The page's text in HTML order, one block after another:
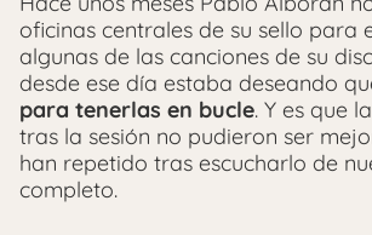
oficinas centrales de su sello para
algunas de las canciones de su
desde ese día estaba deseando
para tenerlas en bucle. Y es que
tras la sesión no pudieron ser
han repetido tras escucharlo de
completo.